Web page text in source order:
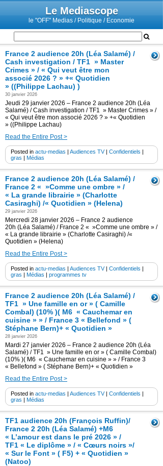
Le Mediascope
le "OFF" Medias / Politique / Economie
France 2 audience 20h (Léa Salamé) /
Cash investigation / TF1 » Master
Crimes » / « Qui veut être mon
associé 2026 ? » +« Quotidien
» ((Philippe Lachau) )
30 janvier 2026
Jeudi 29 janvier 2026 – France 2 audience 20h (Léa
Salamé) / Cash investigation / TF1 » Master Crimes » /
« Qui veut être mon associé 2026 ? » +« Quotidien
» ((Philippe Lachau)
Read the Entire Post >
Posted in actu-medias | Audiences TV| Confidentiels |
gras | Médias
France 2 audience 20h (Léa Salamé) /
France 2 « »Comme une ombre » /
« La grande librairie » (Charlotte
Casiraghi) /« Quotidien » (Helena)
29 janvier 2026
Mercredi 28 janvier 2026 – France 2 audience
20h (Léa Salamé) / France 2 « »Comme une ombre » /
« La grande librairie » (Charlotte Casiraghi) /«
Quotidien » (Helena)
Read the Entire Post >
Posted in actu-medias | Audiences TV| Confidentiels |
gras | Médias | programmes tv
France 2 audience 20h (Léa Salamé) /
TF1 » Une famille en or » ( Camille
Combal) (10% )( M6 « Cauchemar en
cuisine » » / France 3 « Bellefond » (
Stéphane Bern)+ « Quotidien »
28 janvier 2026
Mardi 27 janvier 2026 – France 2 audience 20h (Léa
Salamé) / TF1 » Une famille en or » ( Camille Combal)
(10% )( M6 « Cauchemar en cuisine » » / France 3
« Bellefond » ( Stéphane Bern)+ « Quotidien »
Read the Entire Post >
Posted in actu-medias | Audiences TV| Confidentiels |
gras | Médias
TF1 audience 20h (François Ruffin)/
France 2 20h (Léa Salamé) +M6
« L’amour est dans le pré 2026 » /
TF1 « Le diplôme » / « Cœurs noirs »/
« Sur le Font » ( F5) + « Quotidien »
(Natoo)